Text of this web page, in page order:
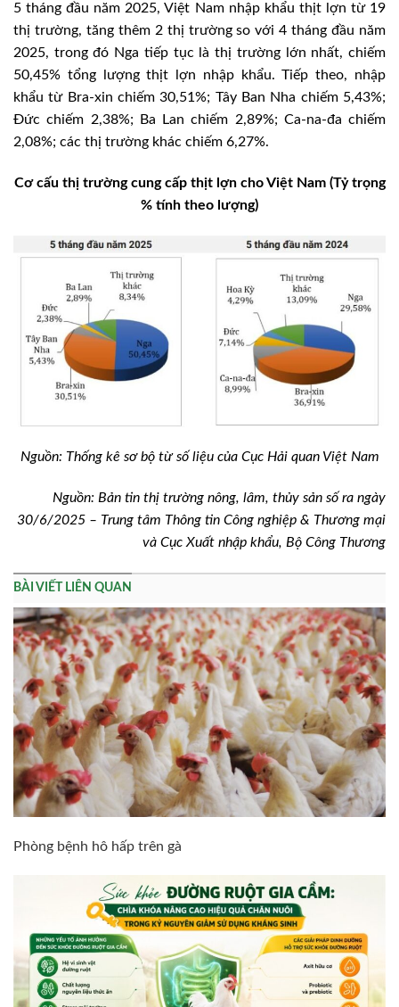
5 tháng đầu năm 2025, Việt Nam nhập khẩu thịt lợn từ 19
thị trường, tăng thêm 2 thị trường so với 4 tháng đầu năm
2025, trong đó Nga tiếp tục là thị trường lớn nhất, chiếm
50,45% tổng lượng thịt lợn nhập khẩu. Tiếp theo, nhập
khẩu từ Bra-xin chiếm 30,51%; Tây Ban Nha chiếm 5,43%;
Đức chiếm 2,38%; Ba Lan chiếm 2,89%; Ca-na-đa chiếm
2,08%; các thị trường khác chiếm 6,27%.
Cơ cấu thị trường cung cấp thịt lợn cho Việt Nam (Tỷ trọng
% tính theo lượng)
Nguồn: Thống kê sơ bộ từ số liệu của Cục Hải quan Việt Nam
Nguồn: Bản tin thị trường nông, lâm, thủy sản số ra ngày
30/6/2025 – Trung tâm Thông tin Công nghiệp & Thương mại
và Cục Xuất nhập khẩu, Bộ Công Thương
BÀI VIẾT LIÊN QUAN
Phòng bệnh hô hấp trên gà